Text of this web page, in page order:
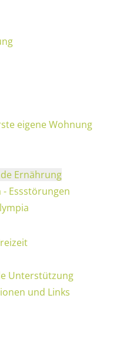
eigene Wohnung
Ernährung
Essstörungen
Unterstützung
und Links